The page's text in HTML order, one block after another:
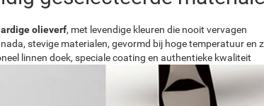
olieverf, met levendige kleuren die nooit vervagen
stevige materialen, gevormd bij hoge temperatuur en
linnen doek, speciale coating en authentieke kwaliteit